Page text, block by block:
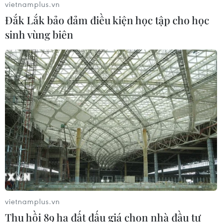
CƠ QUAN CHỦ QUẢN: THÔNG TẤN XÃ VIỆT NAM
Tổng Biên tập: TRẦN TIẾN DUẨN
Phó Tổng Biên tập: NGUYỄN THỊ TÁM, KHÚC THANH
THỦY
Sở hữu trí tuệ
Quy định sử dụng
RSS
Hỗ trợ
Ngôn ngữ
TTXVN
Dịch vụ tin
Liên hệ
vietnamplus.vn
Đắk Lắk bảo đảm điều kiện học tập cho học
sinh vùng biên
vietnamplus.vn
Thu hồi 89 ha đất đấu giá chọn nhà đầu tư